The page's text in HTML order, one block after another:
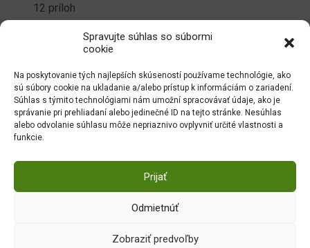
Spravujte súhlas so súbormi
cookie
Na poskytovanie tých najlepších skúseností používame technológie, ako
sú súbory cookie na ukladanie a/alebo prístup k informáciám o zariadení.
Súhlas s týmito technológiami nám umožní spracovávať údaje, ako je
správanie pri prehliadaní alebo jedinečné ID na tejto stránke. Nesúhlas
alebo odvolanie súhlasu môže nepriaznivo ovplyvniť určité vlastnosti a
funkcie.
Prijať
Odmietnúť
Zobraziť predvoľby
12 príloh
Zmluvy – obec Šandal rok 2026
21 príloh
Prejsť na dokumenty
Obec šandal